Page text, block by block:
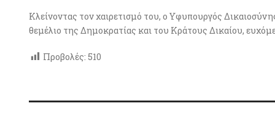
Κλείνοντας τον χαιρετισμό του, ο Υφυπουργός
θεμέλιο της Δημοκρατίας και του Κράτους Δικαίου,
Προβολές: 510